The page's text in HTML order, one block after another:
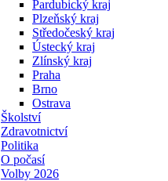
Pardubický kraj
Plzeňský kraj
Středočeský kraj
Ústecký kraj
Zlínský kraj
Praha
Brno
Ostrava
Školství
Zdravotnictví
Politika
O počasí
Volby 2026